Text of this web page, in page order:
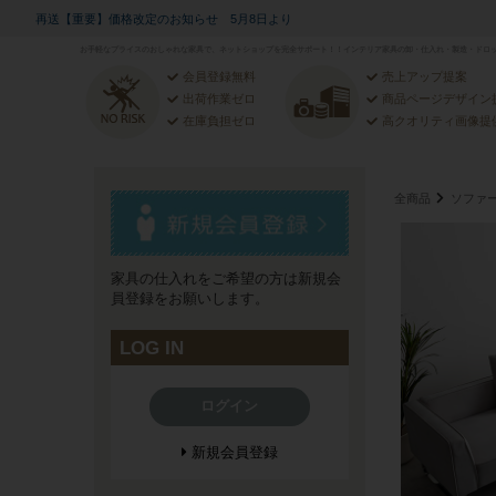
再送【重要】価格改定のお知らせ 5月8日より
会員登録無料
出荷作業ゼロ
在庫負担ゼロ
売上アップ提案
商品ページデザイン
高クオリティ画像提
全商品 ソファ
家具の仕入れをご希望の方は新規会
員登録をお願いします。
LOG IN
新規会員登録